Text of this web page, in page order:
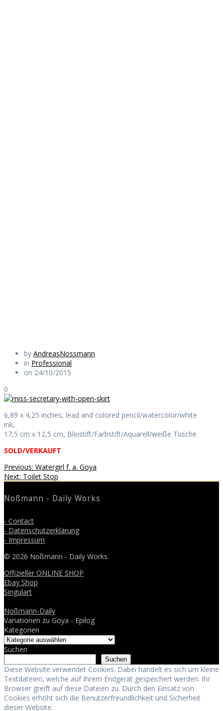
by AndreasNossmann
in Professional
on 24/10/2015
0
6,89 x 4,25 inches, lead and colored pencil/watercolor/white
ink,
17,5 cm x 12,5 cm, Bleistift/Farbstift/Aquarell/weiße Tusche
SOLD/VERKAUFT
Beitragsnavigation
Previous: Previous
post:
Watergirl f. a. Goya
Next: Next
Toilet Stop
Noßmann - Daily Works
- Contact
- Datenschutzerklärung
- Impressum
© 2026 Noßmann - Daily Works.
Offizieller ONLINE SHOP
Ebay Shop
Singulart
Noßmann-Daily
Variationen zu Goya - Epilog
Kategorien
Suchen
Suchen
Diese Website verwendet Cookies. Dabei handelt es sich um kleine
Textdateien, welche auf Ihrem Endgerät gespeichert werden. Ihr
Browser greift auf diese Dateien zu. Durch den Einsatz von
Cookies erhöht sich die Benutzerfreundlichkeit und Sicherheit
dieser Website.